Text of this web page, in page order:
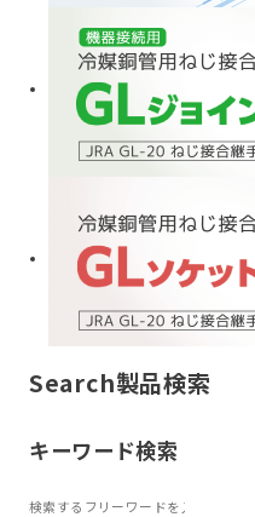
Search製品検索
キーワード検索